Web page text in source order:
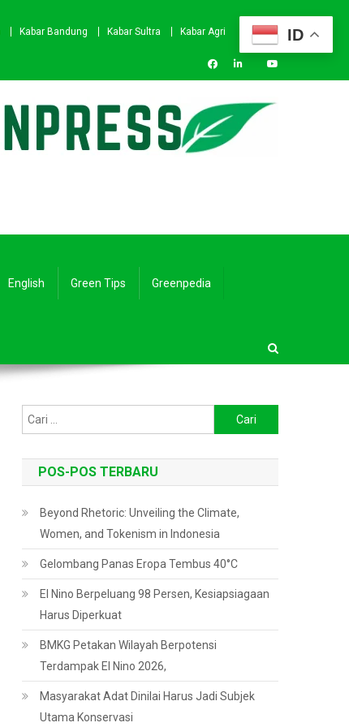
Kabar Bandung Kabar Sultra
Kabar Agri
English Green Tips Greenpedia
untuk:
POS-POS TERBARU
Beyond Rhetoric: Unveiling the Climate,
Women, and Tokenism in Indonesia
Gelombang Panas Eropa Tembus 40°C
El Nino Berpeluang 98 Persen, Kesiapsiagaan
Harus Diperkuat
BMKG Petakan Wilayah Berpotensi
Terdampak El Nino 2026,
Masyarakat Adat Dinilai Harus Jadi Subjek
Utama Konservasi
ID